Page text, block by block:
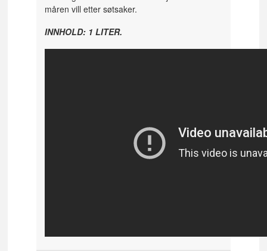
måren vill etter søtsaker.
INNHOLD: 1 LITER.